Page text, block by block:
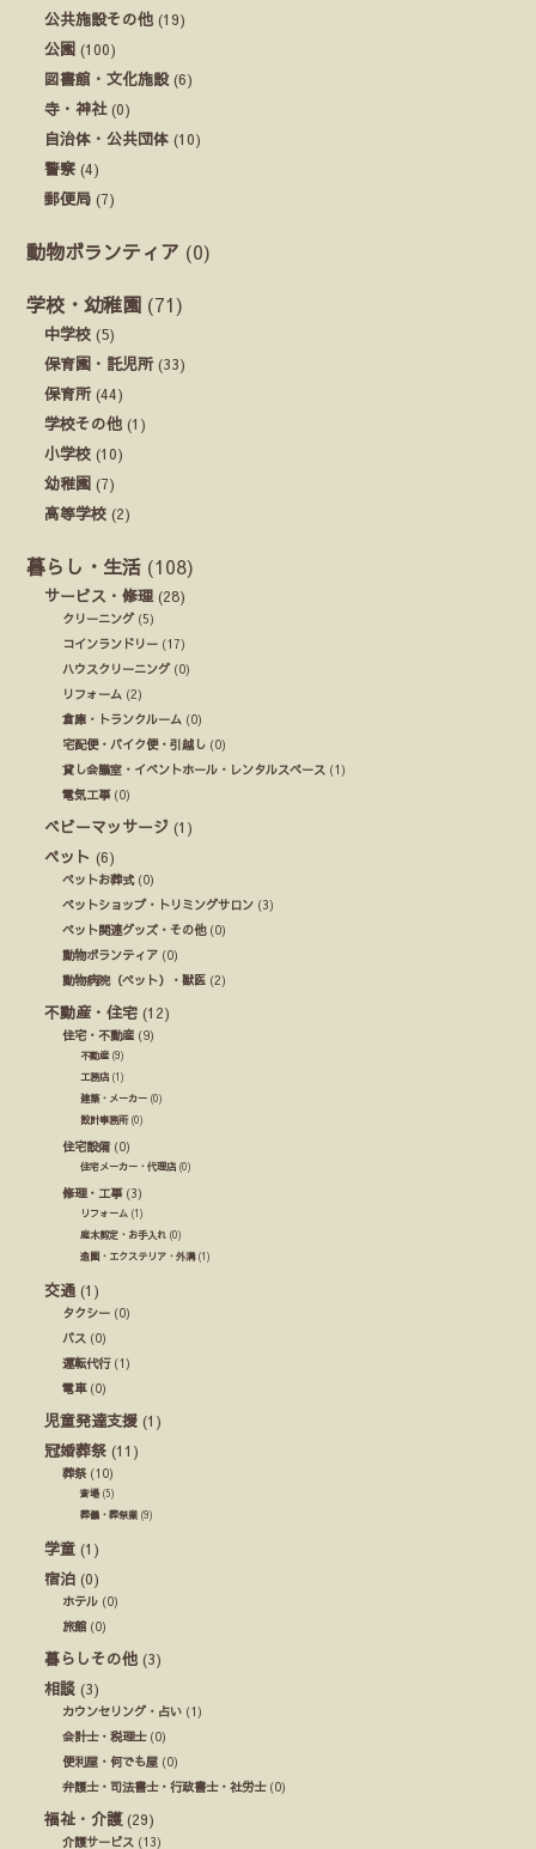
公共施設その他 (19)
公園 (100)
図書館・文化施設(6)
寺・神社(0)
自治体・公共団体 (10)
警察 (4)
郵便局 (7)
動物ボランティア (0)
学校・幼稚園 (71)
中学校 (5)
保育園・託児所(33)
保育所(44)
学校その他 (1)
小学校 (10)
幼稚園 (7)
高等学校 (2)
暮らし・生活 (108)
サービス・修理 (28)
クリーニング(5)
コインランドリー (17)
ハウスクリーニング(0)
リフォーム (2)
倉庫・トランクルーム (0)
宅配便・バイク便・引越し (0)
貸し会議室・イベントホール・レンタルスペース (1)
電気工事(0)
ベビーマッサージ (1)
ペット (6)
ペットお葬式(0)
ペットショップ・トリミングサロン (3)
ペット関連グッズ・その他(0)
動物ボランティア (0)
動物病院（ペット）・獣医 (2)
不動産・住宅 (12)
住宅・不動産 (9)
不動産 (9)
工務店 (1)
建築・メーカー (0)
設計事務所(0)
住宅設備(0)
住宅メーカー・代理店 (0)
修理・工事(3)
リフォーム (1)
庭木剪定・お手入れ (0)
造園・エクステリア・外溝(1)
交通 (1)
タクシー (0)
バス (0)
運転代行(1)
電車(0)
児童発達支援 (1)
冠婚葬祭 (11)
葬祭(10)
斎場(5)
葬儀・葬祭業 (9)
学童 (1)
宿泊 (0)
ホテル (0)
旅館 (0)
暮らしその他 (3)
相談 (3)
カウンセリング・占い (1)
会計士・税理士(0)
便利屋・何でも屋 (0)
弁護士・司法書士・行政書士・社労士(0)
福祉・介護(29)
介護サービス (13)